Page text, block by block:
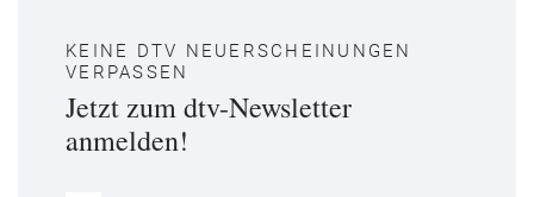
KEINE DTV NEUERSCHEINUNGEN
VERPASSEN
Jetzt zum dtv-Newsletter
anmelden!